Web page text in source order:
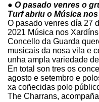
● O pasado venres o
Turf abriu o Música
O pasado venres día 27
2021 Música nos
Concello da Guarda
musicais da nosa vila e
unha ampla variedade
En total son tres os
agosto e setembro e
xa coñecidas polo
The Charrans,